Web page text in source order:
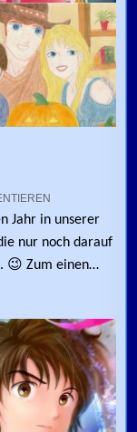
ZU NEUE FAN-
Jahr in unserer
nur noch darauf
😉 Zum einen…